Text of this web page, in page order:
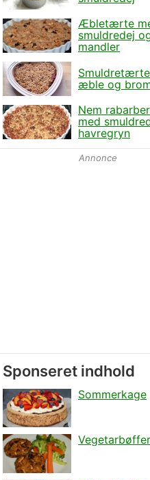
Æbletærte
smuldredej
mandler
æble og
Nem
med
havregryn
Annonce